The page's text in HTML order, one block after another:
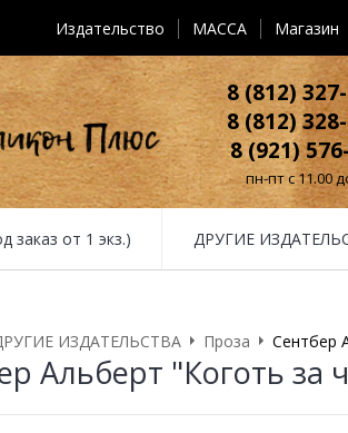
Издательство MACCA Магазин
8 (812)
8 (812)
8 (921)
пн-пт с 11.00
заказ от 1 экз.) ДРУГИЕ
ИЗДАТЕЛЬСТВА Проза Сентбер
Альберт "Коготь за